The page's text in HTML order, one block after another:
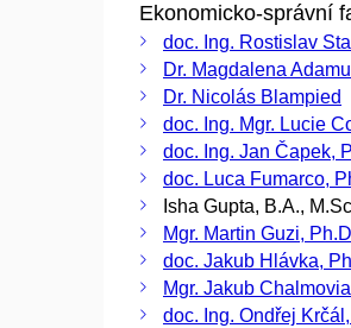
Ekonomicko-správní
doc. Ing. Rostislav
Dr. Magdalena
Dr. Nicolás Blampied
doc. Ing. Mgr. Lucie
doc. Ing. Jan Čapek,
doc. Luca Fumarco,
Isha Gupta, B.A.,
Mgr. Martin Guzi,
doc. Jakub Hlávka,
Mgr. Jakub
doc. Ing. Ondřej